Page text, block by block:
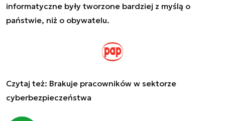
informatyczne były tworzone bardziej z myślą o
państwie, niż o obywatelu.
Czytaj też: Brakuje pracowników w sektorze
cyberbezpieczeństwa